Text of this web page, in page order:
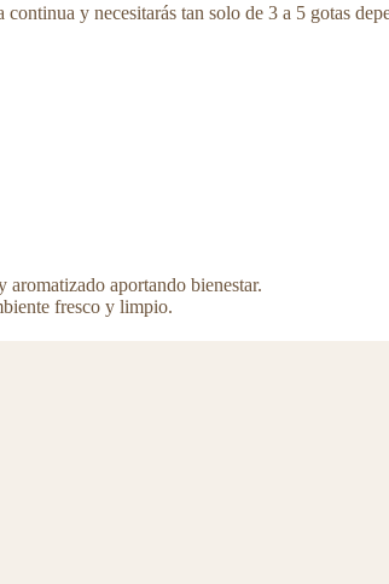
continua y necesitarás tan solo de 3 a 5 gotas
aportando bienestar.
fresco y limpio.